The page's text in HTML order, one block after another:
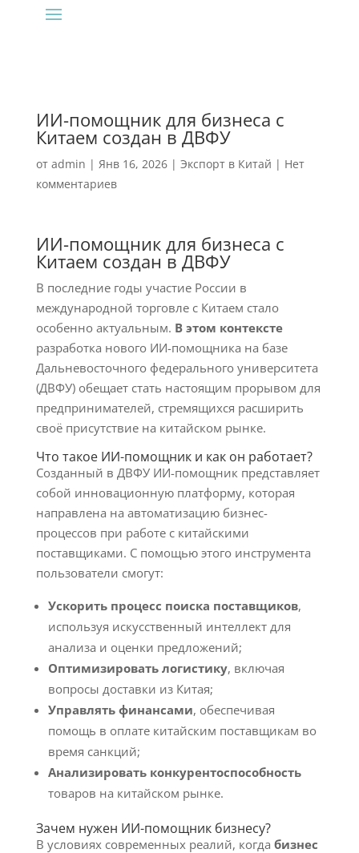
ИИ-помощник для бизнеса с
Китаем создан в ДВФУ
от admin | Янв 16, 2026| Экспорт в Китай | Нет
комментариев
ИИ-помощник для бизнеса с
Китаем создан в ДВФУ
В последние годы участие России в
международной торговле с Китаем стало
особенно актуальным. В этом контексте
разработка нового ИИ-помощника на базе
Дальневосточного федерального университета
(ДВФУ) обещает стать настоящим прорывом для
предпринимателей, стремящихся расширить
своё присутствие на китайском рынке.
Что такое ИИ-помощник и как он работает?
Созданный в ДВФУ ИИ-помощник представляет
собой инновационную платформу, которая
направлена на автоматизацию бизнес-
процессов при работе с китайскими
поставщиками. С помощью этого инструмента
пользователи смогут:
Ускорить процесс поиска поставщиков,
используя искусственный интеллект для
анализа и оценки предложений;
Оптимизировать логистику, включая
вопросы доставки из Китая;
Управлять финансами, обеспечивая
помощь в оплате китайским поставщикам во
время санкций;
Анализировать конкурентоспособность
товаров на китайском рынке.
Зачем нужен ИИ-помощник бизнесу?
В условиях современных реалий, когда бизнес